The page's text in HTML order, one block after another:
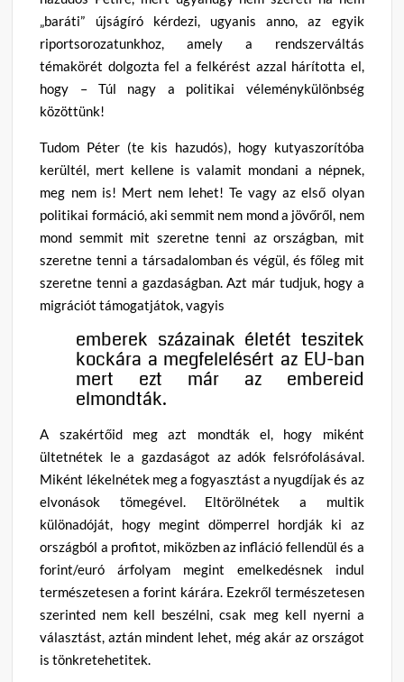
„baráti” újságíró kérdezi, ugyanis anno, az egyik
riportsorozatunkhoz, amely a rendszerváltás
témakörét dolgozta fel a felkérést azzal hárította el,
hogy – Túl nagy a politikai véleménykülönbség
közöttünk!
Tudom Péter (te kis hazudós), hogy kutyaszorítóba
kerültél, mert kellene is valamit mondani a népnek,
meg nem is! Mert nem lehet! Te vagy az első olyan
politikai formáció, aki semmit nem mond a jövőről, nem
mond semmit mit szeretne tenni az országban, mit
szeretne tenni a társadalomban és végül, és főleg mit
szeretne tenni a gazdaságban. Azt már tudjuk, hogy a
migrációt támogatjátok, vagyis
emberek százainak életét teszitek
kockára a megfelelésért az EU-ban
mert ezt már az embereid
elmondták.
A szakértőid meg azt mondták el, hogy miként
ültetnétek le a gazdaságot az adók felsrófolásával.
Miként lékelnétek meg a fogyasztást a nyugdíjak és az
elvonások tömegével. Eltörölnétek a multik
különadóját, hogy megint dömperrel hordják ki az
országból a profitot, miközben az infláció fellendül és a
forint/euró árfolyam megint emelkedésnek indul
természetesen a forint kárára. Ezekről természetesen
szerinted nem kell beszélni, csak meg kell nyerni a
választást, aztán mindent lehet, még akár az országot
is tönkretehetitek.